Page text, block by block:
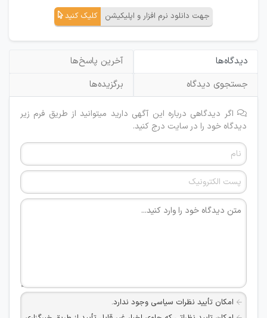
جهت دانلود نرم افزار و اپلیکیشن کلیک کنید
دیدگاه‌ها
آخرین پاسخ‌ها
جستجوی دیدگاه
برگزیده‌ها
اگر دیدگاهی درباره این آگهی دارید میتوانید از طریق فرم زیر
دیدگاه خود را در سایت درج کنید.
امکان تأیید نظرات سیاسی وجود ندارد.